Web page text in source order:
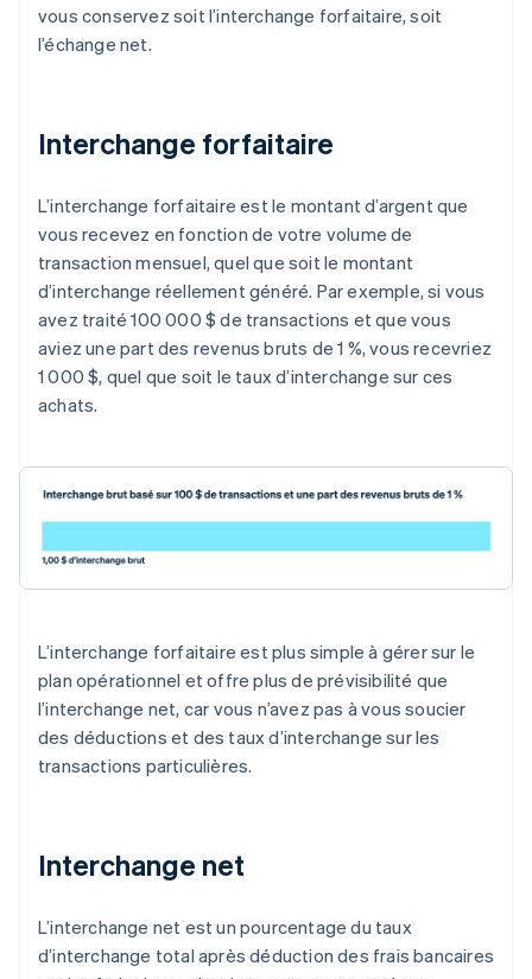
vous conservez soit l’interchange forfaitaire, soit
l’échange net.
Interchange forfaitaire
L’interchange forfaitaire est le montant d’argent que
vous recevez en fonction de votre volume de
transaction mensuel, quel que soit le montant
d’interchange réellement généré. Par exemple, si vous
avez traité 100 000 $ de transactions et que vous
aviez une part des revenus bruts de 1 %, vous recevriez
1 000 $, quel que soit le taux d’interchange sur ces
achats.
L’interchange forfaitaire est plus simple à gérer sur le
plan opérationnel et offre plus de prévisibilité que
l’interchange net, car vous n’avez pas à vous soucier
des déductions et des taux d’interchange sur les
transactions particulières.
Interchange net
L’interchange net est un pourcentage du taux
d’interchange total après déduction des frais bancaires